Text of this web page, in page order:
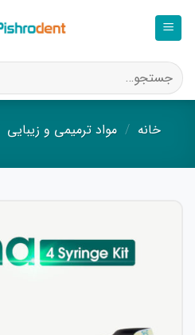
جستجو
برای:
خانه / مواد ترمیمی و زیبایی